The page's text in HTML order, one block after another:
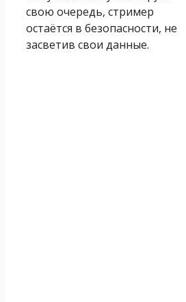
свою очередь, стример
остаётся в безопасности, не
засветив свои данные.